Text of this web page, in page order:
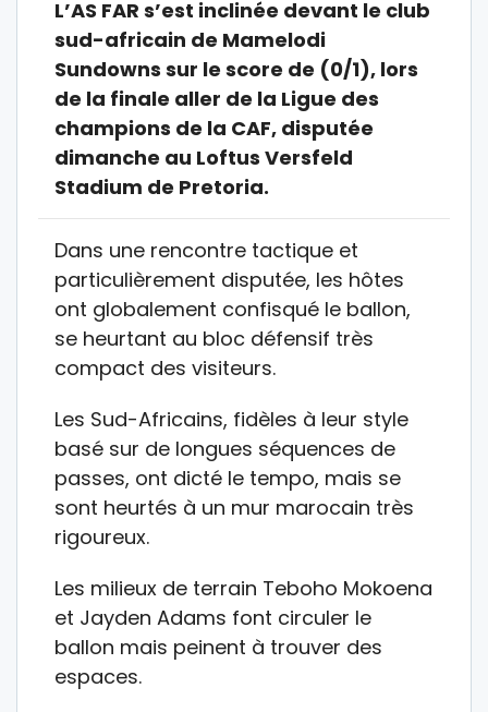
L’AS FAR s’est inclinée devant le club
sud-africain de Mamelodi
Sundowns sur le score de (0/1), lors
de la finale aller de la Ligue des
champions de la CAF, disputée
dimanche au Loftus Versfeld
Stadium de Pretoria.
Dans une rencontre tactique et
particulièrement disputée, les hôtes
ont globalement confisqué le ballon,
se heurtant au bloc défensif très
compact des visiteurs.
Les Sud-Africains, fidèles à leur style
basé sur de longues séquences de
passes, ont dicté le tempo, mais se
sont heurtés à un mur marocain très
rigoureux.
Les milieux de terrain Teboho Mokoena
et Jayden Adams font circuler le
ballon mais peinent à trouver des
espaces.